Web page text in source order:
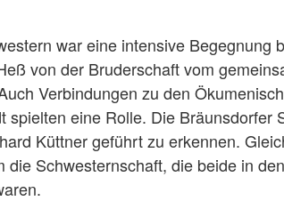
war eine intensive Begegnung
von der Bruderschaft vom
Verbindungen zu den
eine Rolle. Die Bräunsdorfer
Küttner geführt zu erkennen.
Schwesternschaft, die beide in den